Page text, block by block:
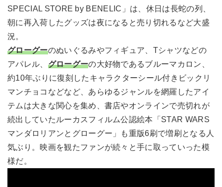
SPECIAL STORE by BENELIC」は、休日は長蛇の列、
朝に再入荷したグッズは夜になると売り切れるなど大盛
況。
グローグーのぬいぐるみやフィギュア、Tシャツなどの
アパレル、 グローグーの大好物であるブルーマカロン、
約10年ぶりに復刻したキャラクターシール付きビックリ
マンチョコなどなど、あらゆるジャンルを網羅したアイ
テムは大きな関心を集め、書店やオンラインで売切れが
続出していたルーカスフィルム公認絵本「STAR WARS
マンダロリアンとグローグー」も重版6刷で増刷となる人
気ぶり。映画を観たファンが続々と手に取っていった模
様だ。